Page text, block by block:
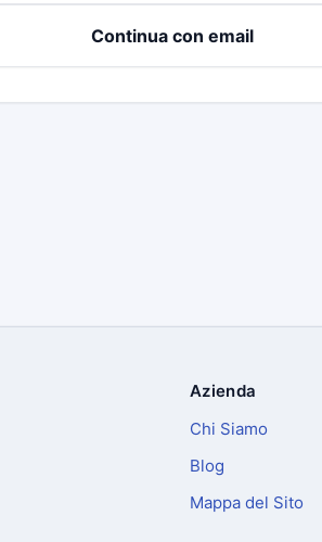
Continua con email
Azienda
Chi Siamo
Blog
Mappa del Sito